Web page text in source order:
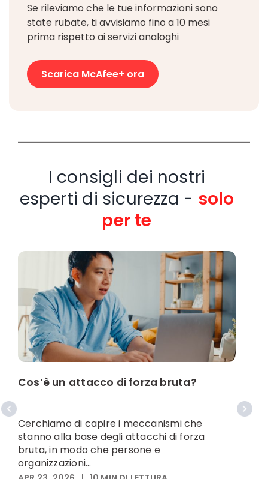
Se rileviamo che le tue informazioni sono
state rubate, ti avvisiamo fino a 10 mesi
prima rispetto ai servizi analoghi
Scarica McAfee+ ora
I consigli dei nostri
esperti di sicurezza - solo
per te
Cos’è un attacco di forza bruta?
Cerchiamo di capire i meccanismi che
stanno alla base degli attacchi di forza
bruta, in modo che persone e
organizzazioni...